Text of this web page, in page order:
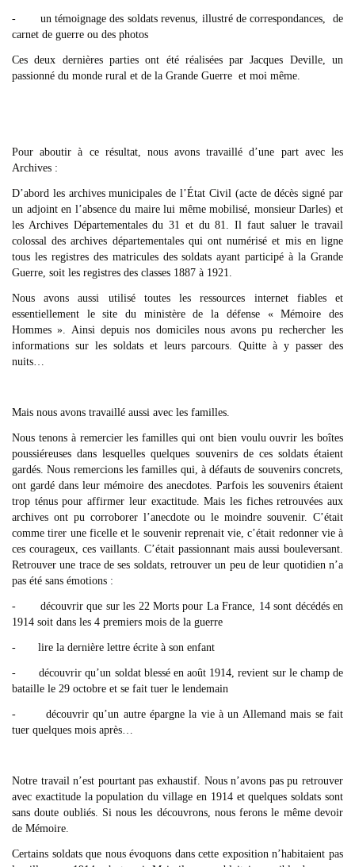
- un témoignage des soldats revenus, illustré de correspondances, de
carnet de guerre ou des photos
Ces deux dernières parties ont été réalisées par Jacques Deville, un
passionné du monde rural et de la Grande Guerre et moi même.
Pour aboutir à ce résultat, nous avons travaillé d’une part avec les
Archives :
D’abord les archives municipales de l’État Civil (acte de décès signé par
un adjoint en l’absence du maire lui même mobilisé, monsieur Darles) et
les Archives Départementales du 31 et du 81. Il faut saluer le travail
colossal des archives départementales qui ont numérisé et mis en ligne
tous les registres des matricules des soldats ayant participé à la Grande
Guerre, soit les registres des classes 1887 à 1921.
Nous avons aussi utilisé toutes les ressources internet fiables et
essentiellement le site du ministère de la défense « Mémoire des
Hommes ». Ainsi depuis nos domiciles nous avons pu rechercher les
informations sur les soldats et leurs parcours. Quitte à y passer des
nuits…
Mais nous avons travaillé aussi avec les familles.
Nous tenons à remercier les familles qui ont bien voulu ouvrir les boîtes
poussiéreuses dans lesquelles quelques souvenirs de ces soldats étaient
gardés. Nous remercions les familles qui, à défauts de souvenirs concrets,
ont gardé dans leur mémoire des anecdotes. Parfois les souvenirs étaient
trop ténus pour affirmer leur exactitude. Mais les fiches retrouvées aux
archives ont pu corroborer l’anecdote ou le moindre souvenir. C’était
comme tirer une ficelle et le souvenir reprenait vie, c’était redonner vie à
ces courageux, ces vaillants. C’était passionnant mais aussi bouleversant.
Retrouver une trace de ses soldats, retrouver un peu de leur quotidien n’a
pas été sans émotions :
- découvrir que sur les 22 Morts pour La France, 14 sont décédés en
1914 soit dans les 4 premiers mois de la guerre
- lire la dernière lettre écrite à son enfant
- découvrir qu’un soldat blessé en août 1914, revient sur le champ de
bataille le 29 octobre et se fait tuer le lendemain
- découvrir qu’un autre épargne la vie à un Allemand mais se fait
tuer quelques mois après…
Notre travail n’est pourtant pas exhaustif. Nous n’avons pas pu retrouver
avec exactitude la population du village en 1914 et quelques soldats sont
sans doute oubliés. Si nous les découvrons, nous ferons le même devoir
de Mémoire.
Certains soldats que nous évoquons dans cette exposition n’habitaient pas